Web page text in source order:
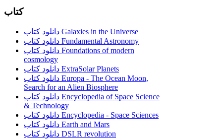
کتاب
دانلود کتاب Galaxies in the Universe
دانلود کتاب Fundamental Astronomy
دانلود کتاب Foundations of modern
cosmology
دانلود کتاب ExtraSolar Planets
دانلود کتاب Europa - The Ocean Moon,
Search for an Alien Biosphere
دانلود کتاب Encyclopedia of Space Science
& Technology
دانلود کتاب Encyclopedia - Space Sciences
دانلود کتاب Earth and Mars
دانلود کتاب DSLR revolution